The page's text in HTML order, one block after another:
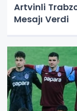
Artvinli
Mesajı Verdi